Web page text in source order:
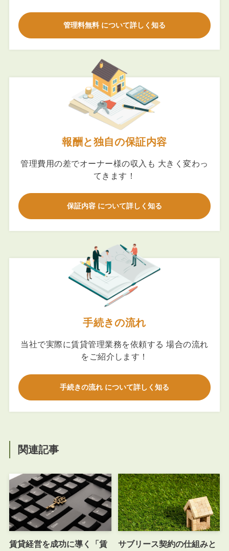
管理料無料 について詳しく知る
報酬と独自の保証内容
管理費用の差でオーナー様の収入も 大きく変わっ
てきます！
保証内容 について詳しく知る
手続きの流れ
当社で実際に賃貸管理業務を依頼する 場合の流れ
をご紹介します！
手続きの流れ について詳しく知る
関連記事
賃貸経営を成功に導く「賃
サブリース契約の仕組みと